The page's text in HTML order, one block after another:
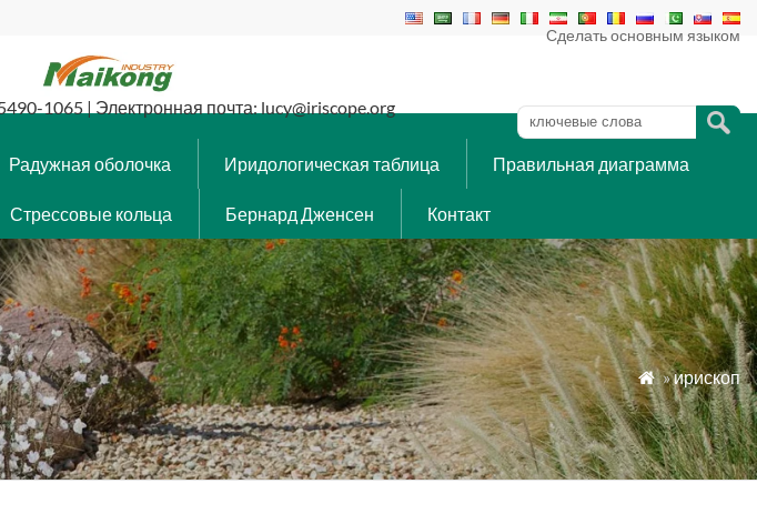
Сделать основным языком
1065 | Электронная почта: lucy@iriscope.org
Радужная оболочка Иридологическая таблица Правильная диаграмма
Стрессовые кольца Бернард Дженсен Контакт
 »ирископ